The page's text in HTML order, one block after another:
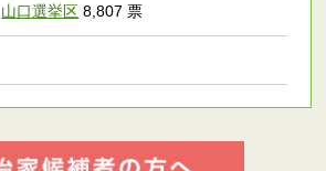
山口選挙区 8,807 票